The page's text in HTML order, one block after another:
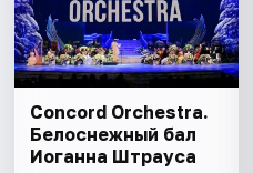
Concord Orchestra.
Белоснежный бал
Иоганна Штрауса